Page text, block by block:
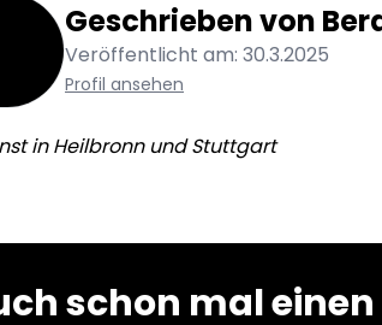
Geschrieben von
Veröffentlicht am: 30.3.2025
Profil ansehen
in Heilbronn und Stuttgart
schon mal einen